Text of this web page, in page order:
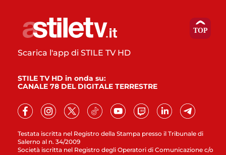
Testata iscritta nel Registro della Stampa presso il Tribunale di
Salerno al n. 34/2009
Società iscritta nel Registro degli Operatori di Comunicazione c/o
Scarica l'app di STILE TV HD
STILE TV HD in onda su:
CANALE 78 DEL DIGITALE TERRESTRE